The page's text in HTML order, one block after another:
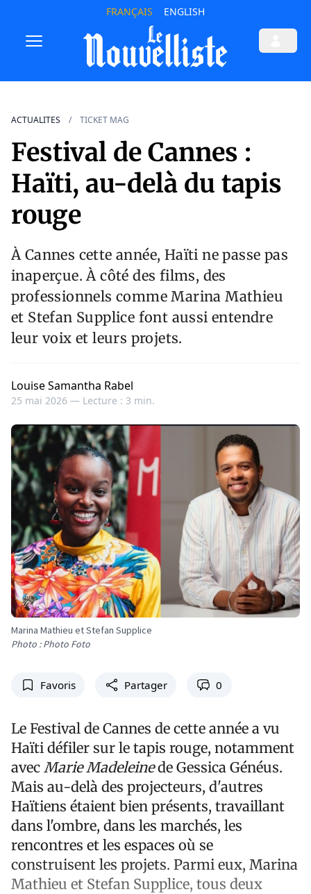
FRANÇAIS ENGLISH
ACTUALITES TICKET MAG
Festival de Cannes :
Haïti, au-delà du tapis
rouge
À Cannes cette année, Haïti ne passe pas
inaperçue. À côté des films, des
professionnels comme Marina Mathieu
et Stefan Supplice font aussi entendre
leur voix et leurs projets.
Louise Samantha Rabel
25 mai 2026 — Lecture : 3 min.
Marina Mathieu et Stefan Supplice
Photo : Photo Foto
Favoris Partager 0
Le Festival de Cannes de cette année a vu
Haïti défiler sur le tapis rouge, notamment
avec Marie Madeleinede Gessica Généus.
Mais au-delà des projecteurs, d'autres
Haïtiens étaient bien présents, travaillant
dans l'ombre, dans les marchés, les
rencontres et les espaces où se
construisent les projets. Parmi eux, Marina
Mathieu et Stefan Supplice, tous deux